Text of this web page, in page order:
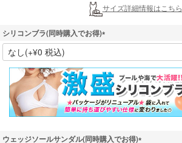
サイズ詳細情報はこちら
シリコンブラ(同時購入でお得)
(
必
須
)
ウェッジソールサンダル(同時購入でお得)